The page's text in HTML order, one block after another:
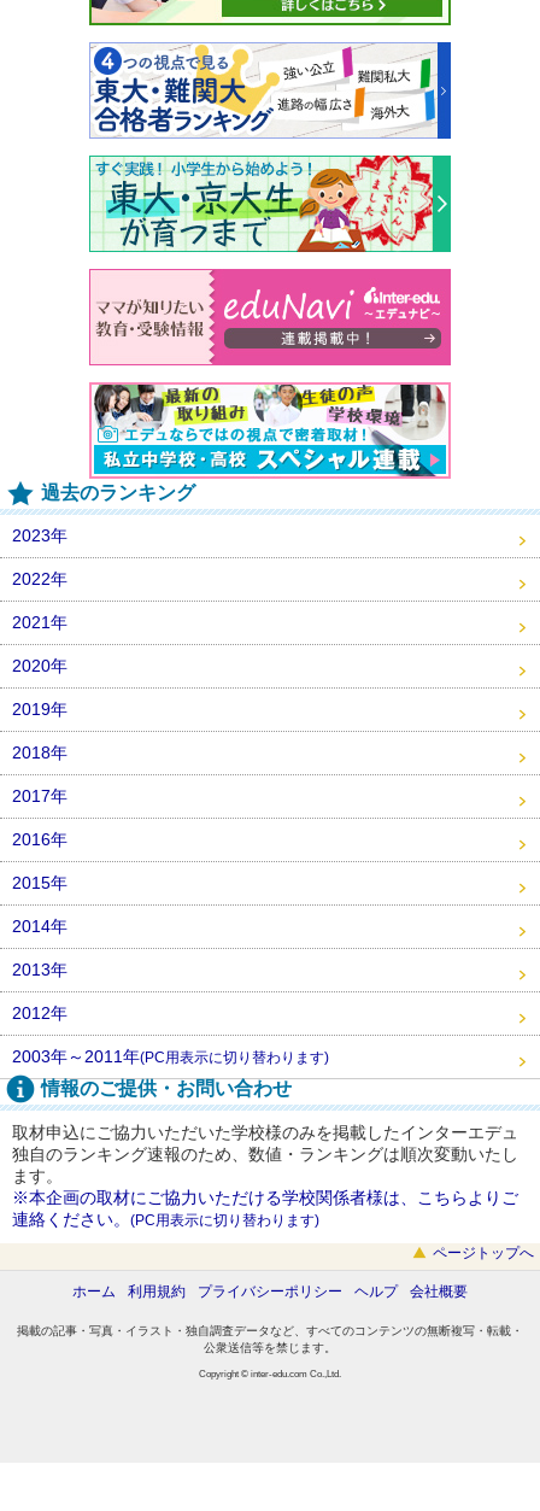
過去のランキング
2023年
2022年
2021年
2020年
2019年
2018年
2017年
2016年
2015年
2014年
2013年
2012年
2003年～2011年(PC用表示に切り替わります)
情報のご提供・お問い合わせ
取材申込にご協力いただいた学校様のみを掲載したインターエデュ
独自のランキング速報のため、数値・ランキングは順次変動いたし
ます。
※本企画の取材にご協力いただける学校関係者様は、こちらよりご
連絡ください。 (PC用表示に切り替わります)
ページトップへ
ホーム 利用規約 プライバシーポリシー ヘルプ 会社概要
掲載の記事・写真・イラスト・独自調査データなど、すべてのコンテンツの無断複写・転載・
公衆送信等を禁じます。
Copyright © inter-edu.com Co.,Ltd.